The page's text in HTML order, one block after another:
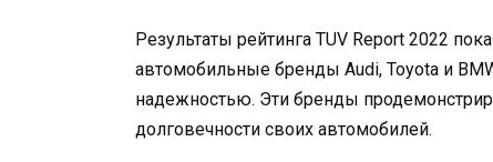
Результаты рейтинга TUV Report 2022
автомобильные бренды Audi, Toyota и
надежностью. Эти бренды
долговечности своих автомобилей.